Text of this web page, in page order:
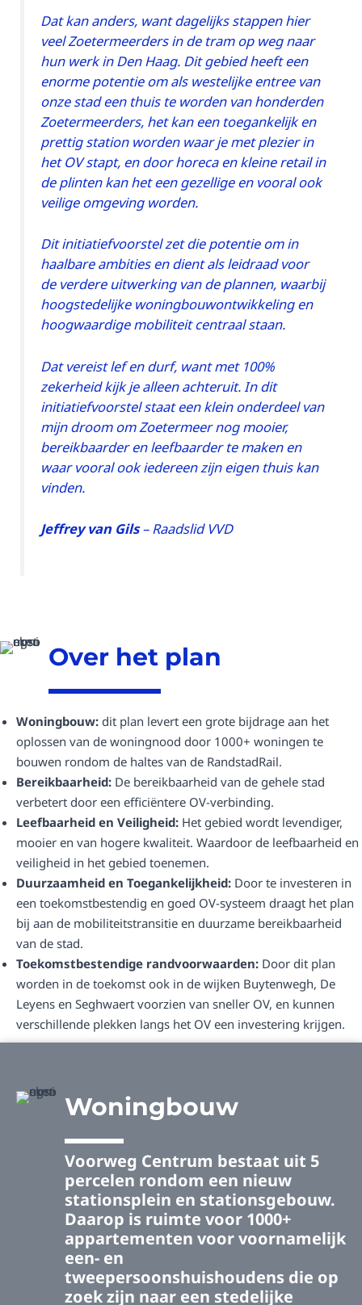
Dat kan anders, want dagelijks stappen hier
veel Zoetermeerders in de tram op weg naar
hun werk in Den Haag. Dit gebied heeft een
enorme potentie om als westelijke entree van
onze stad een thuis te worden van honderden
Zoetermeerders, het kan een toegankelijk en
prettig station worden waar je met plezier in
het OV stapt, en door horeca en kleine retail in
de plinten kan het een gezellige en vooral ook
veilige omgeving worden.
Dit initiatiefvoorstel zet die potentie om in
haalbare ambities en dient als leidraad voor
de verdere uitwerking van de plannen, waarbij
hoogstedelijke woningbouwontwikkeling en
hoogwaardige mobiliteit centraal staan.
Dat vereist lef en durf, want met 100%
zekerheid kijk je alleen achteruit. In dit
initiatiefvoorstel staat een klein onderdeel van
mijn droom om Zoetermeer nog mooier,
bereikbaarder en leefbaarder te maken en
waar vooral ook iedereen zijn eigen thuis kan
vinden.
Jeffrey van Gils– Raadslid VVD
Over het plan
Woningbouw: dit plan levert een grote bijdrage aan het
oplossen van de woningnood door 1000+ woningen te
bouwen rondom de haltes van de RandstadRail.
Bereikbaarheid: De bereikbaarheid van de gehele stad
verbetert door een efficiëntere OV-verbinding.
Leefbaarheid en Veiligheid: Het gebied wordt levendiger,
mooier en van hogere kwaliteit. Waardoor de leefbaarheid en
veiligheid in het gebied toenemen.
Duurzaamheid en Toegankelijkheid: Door te investeren in
een toekomstbestendig en goed OV-systeem draagt het plan
bij aan de mobiliteitstransitie en duurzame bereikbaarheid
van de stad.
Toekomstbestendige randvoorwaarden: Door dit plan
worden in de toekomst ook in de wijken Buytenwegh, De
Leyens en Seghwaert voorzien van sneller OV, en kunnen
verschillende plekken langs het OV een investering krijgen.
Woningbouw
Voorweg Centrum bestaat uit 5
percelen rondom een nieuw
stationsplein en stationsgebouw.
Daarop is ruimte voor 1000+
appartementen voor voornamelijk
een- en
tweepersoonshuishoudens die op
zoek zijn naar een stedelijke